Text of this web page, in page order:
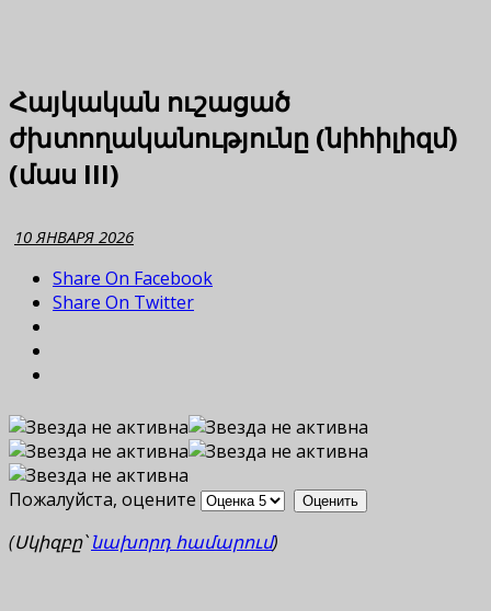
Հայկական ուշացած
ժխտողականությունը (նիհիլիզմ)
(մաս III)
10 ЯНВАРЯ 2026
Share On Facebook
Share On Twitter
Пожалуйста, оцените
(Սկիզբը՝նախորդ համարում)